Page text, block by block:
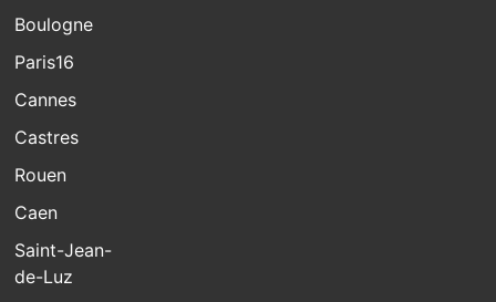
Boulogne
Paris16
Cannes
Castres
Rouen
Caen
Saint-Jean-
de-Luz